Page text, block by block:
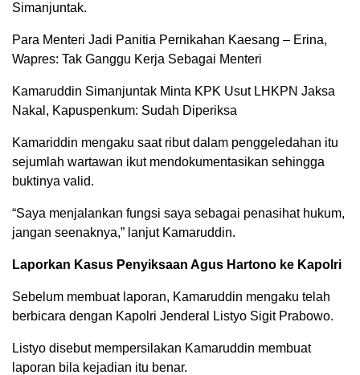
Simanjuntak.
Para Menteri Jadi Panitia Pernikahan Kaesang – Erina,
Wapres: Tak Ganggu Kerja Sebagai Menteri
Kamaruddin Simanjuntak Minta KPK Usut LHKPN Jaksa
Nakal, Kapuspenkum: Sudah Diperiksa
Kamariddin mengaku saat ribut dalam penggeledahan itu
sejumlah wartawan ikut mendokumentasikan sehingga
buktinya valid.
“Saya menjalankan fungsi saya sebagai penasihat hukum,
jangan seenaknya,” lanjut Kamaruddin.
Laporkan Kasus Penyiksaan Agus Hartono ke Kapolri
Sebelum membuat laporan, Kamaruddin mengaku telah
berbicara dengan Kapolri Jenderal Listyo Sigit Prabowo.
Listyo disebut mempersilakan Kamaruddin membuat
laporan bila kejadian itu benar.